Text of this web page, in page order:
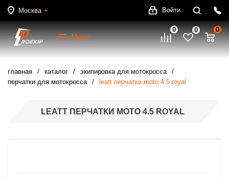
Москва Войти
Меню
0 0 0
главная каталог
экипировка для мотокросса
перчатки для мотокросса
leatt перчатки moto 4.5 royal
LEATT ПЕРЧАТКИ MOTO 4.5 ROYAL